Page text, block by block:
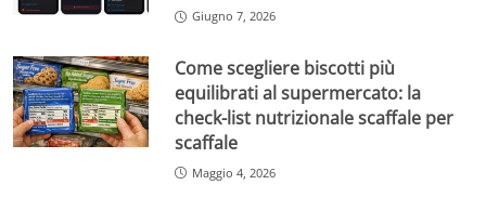
Giugno 7, 2026
Come scegliere biscotti più
equilibrati al supermercato: la
check-list nutrizionale scaffale per
scaffale
Maggio 4, 2026